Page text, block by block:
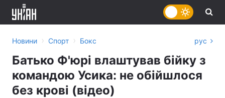
Новини › Спорт › Бокс рус
Батько Ф'юрі влаштував бійку з
командою Усика: не обійшлося
без крові (відео)